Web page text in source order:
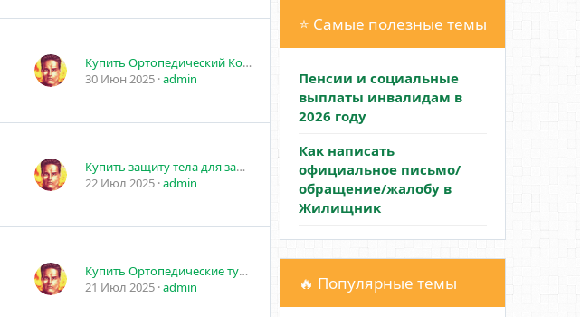
Купить Ортопедический Корсет реклинатор
30 Июн 2025 admin
Купить защиту тела для занятий спортом
22 Июл 2025 admin
Купить Ортопедические туторы для ног
21 Июл 2025 admin
⭐ Самые полезные темы
Пенсии и социальные
выплаты инвалидам в
2026 году
Как написать
официальное письмо/
обращение/жалобу в
Жилищник
🔥 Популярные темы